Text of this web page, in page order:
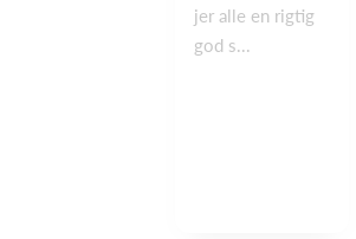
jer alle en rigtig
god s...